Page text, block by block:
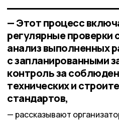
— Этот процесс
регулярные проверки
анализ выполненных
с запланированными
контроль за
технических и
стандартов,
рассказывают